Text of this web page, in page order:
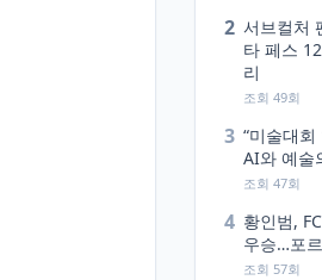
2 서브컬처
타 페스
리
조회 49회
3 “미술대
AI와 예술
조회 47회
4 황인범,
우승…포
조회 57회